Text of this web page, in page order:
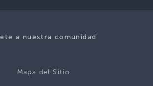
a nuestra comunidad
Mapa del Sitio